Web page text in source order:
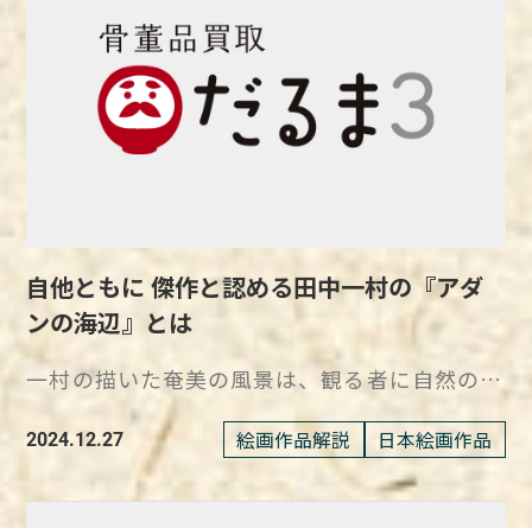
き続けているのです。
と色彩の探究を続けるモネが人物や物語性を再
び絵画に取り入れた例であり、後の『睡蓮』シ
リーズへの伏線ともいえる作品です。 この作
品に見られる日本文化や写真術の影響は、モネ
が印象派の枠を超えた表現を追求していたこと
描いた夢のような光景に浸り、その美しさを間
近で感じてみてはいかがでしょうか。
https://daruma3.jp/kottouhin/872
松竹梅という吉祥の象徴が盛り込まれためでた
い作品です。 元々、編集者の石黒露雄に贈ら
れたこの作品は、石黒が金策のために小林に買
い取りを依頼し、小林の手元に渡りました。
この2つの作品は、竹久夢二が身近な人々との
今後も新たな発見が期待できる竹久夢二の作品
群 竹久夢二が友人に贈った『白桃や』と『南
枝王春』は、彼の芸術的な感性と人間味を感じ
させる作品です。 『白桃や』は夢二が弁護
士・小林俊三への感謝の気持ちを込めて制作
し、絵に自作の句と手紙が添えられていたこと
が印象的です。 『南枝王春』もまた、贈り物
として心を込めて描かれた作品で、松竹梅の象
徴を通じてめでたい意味が込められています。
など、世界各地で野外インスタレーションとし
て展示されました。 かぼちゃシリーズは、ス
テンレススチールやブロンズ、モザイクなどの
さまざまな素材で制作されています。 「かぼ
ちゃシリーズ」は彼女の人生を映す特別なモチ
す。 そのどっしりとしたフォルムと水玉模様
が施された独特の存在感は、彼女の作品を一目
で識別できる要素となっています。 長野県の
豊かな自然に囲まれて育った彼女は、そこで見
たかぼちゃの独特な形に「精神的力強さ」を感
じ取りました。 かぼちゃは彼女にとって安心
感を与えてくれる存在であり、幼少期の記憶が
今なお彼女の創作に生きています。 かぼちゃ
は、絵画作品や立体作品などさまざまな形式で
る作品は、福岡県の博多にあるホステル
「WeBase」のために制作されました。 博多
は、日本で初めての人工港である「袖の湊」が
あった場所で、船旅の拠点であったことにも着
想を得ているといわれています。 巨大な白い
プの役割ももっており、宇宙服のような衣装
は、宇宙を旅する未来の希望を予兆しているそ
うです。 この白い猫が安全や出会いを手助け
する守り神になって、迷いの中にいる人々や若
者の旅を導いてほしいという願いが込められて
います。 『SHIP’S CAT』シリーズとして全国
各地に展開していく 『SHIP’S CAT』シリーズ
は、博多の作品を皮切りに全国各地に展開され
ていきました。 2017年に福島で開催された
な位置を占めています。 日本のアンダーグラ
ウンドアートシーンをけん引した田名網敬一
近年、急速に再評価されている日本人アーティ
スト、田名網敬一。 彼は武蔵野美術大学在学
中にデザイナーとしてキャリアをスタートさ
MORE WAR』シリーズは、タイトルの通り反
戦をうたった作品群で、1967年に制作されて
います。 反戦を訴える作品ですが、重苦しす
ぎずカラフルでポップなデザインが特徴で、多
くの人の目に留まりやすい作品です。 内部リ
ンク：人物記事『田名網敬一』 反戦ポスター
のコンテストに出品された『NO MORE WAR』
シリーズとは 田名網は、学生時代のころから
作品を多くの人に見てもらえる形式は何かを追
自他ともに 傑作と認める田中一村の『アダ
ンの海辺』とは
一村の描いた奄美の風景は、観る者に自然の力
強さとその奥深さを伝え、彼の魂の叫びが聞こ
えてくるような感動を呼び起こします。 田中
一村と奄美時代の傑作『アダンの海辺』 田中
一村は、彫刻師の父から書画を教わり、幼いこ
2024.12.27 絵画作品解説 日本絵画作品